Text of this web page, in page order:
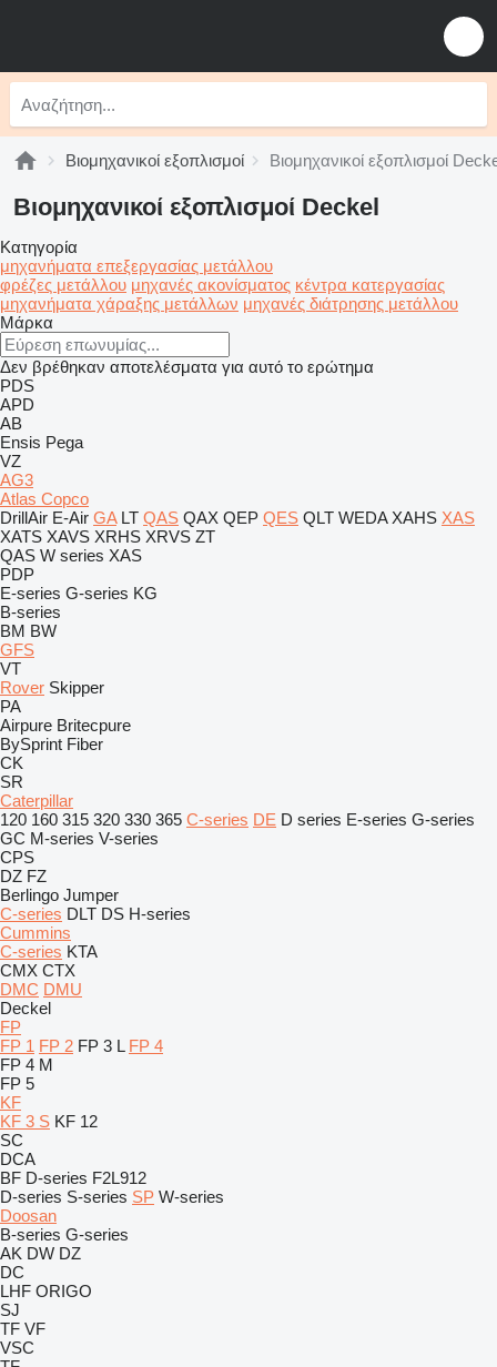
Βιομηχανικοί εξοπλισμοί Βιομηχανικοί εξοπλισμοί
Βιομηχανικοί εξοπλισμοί Deckel
Κατηγορία
μηχανήματα επεξεργασίας μετάλλου
φρέζες μετάλλου μηχανές ακονίσματος κέντρα κατεργασίας
μηχανήματα χάραξης μετάλλων μηχανές διάτρησης μετάλλου
Μάρκα
Δεν βρέθηκαν αποτελέσματα για αυτό το ερώτημα
PDS
APD
AB
Ensis Pega
VZ
AG3
Atlas Copco
DrillAir E-Air GA LT QAS QAX QEP QES QLT WEDA XAHS XAS
XATS XAVS XRHS XRVS ZT
QAS W series XAS
PDP
E-series G-series KG
B-series
BM BW
GFS
VT
Rover Skipper
PA
Airpure Britecpure
BySprint Fiber
CK
SR
Caterpillar
120 160 315 320 330 365 C-series DE D series E-series G-series
GC M-series V-series
CPS
DZ FZ
Berlingo Jumper
C-series DLT DS H-series
Cummins
C-series KTA
CMX CTX
DMC DMU
Deckel
FP
FP 1 FP 2 FP 3 L FP 4
FP 4 M
FP 5
KF
KF 3 S KF 12
SC
DCA
BF D-series F2L912
D-series S-series SP W-series
Doosan
B-series G-series
AK DW DZ
DC
LHF ORIGO
SJ
TF VF
VSC